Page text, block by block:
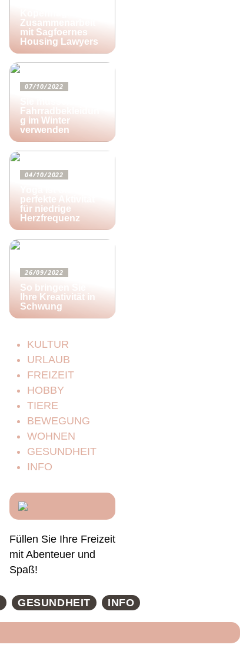
Zusammenarbeit
mit Sagfoernes
Housing Lawyers
07/10/2022
Fahrradbekleidun
g im Winter
verwenden
04/10/2022
perfekte Aktivität
für niedrige
Herzfrequenz
26/09/2022
So bringen Sie
Ihre Kreativität in
Schwung
KULTUR
URLAUB
FREIZEIT
HOBBY
TIERE
BEWEGUNG
WOHNEN
GESUNDHEIT
INFO
Füllen Sie Ihre Freizeit
mit Abenteuer und
Spaß!
GESUNDHEIT INFO